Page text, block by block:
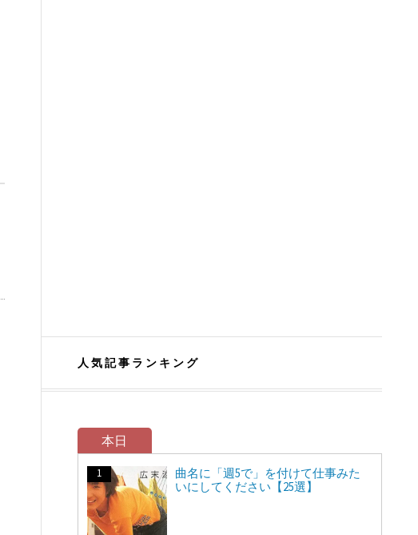
人気記事ランキング
本日
曲名に「週5で」を付けて仕事みた
いにしてください【25選】